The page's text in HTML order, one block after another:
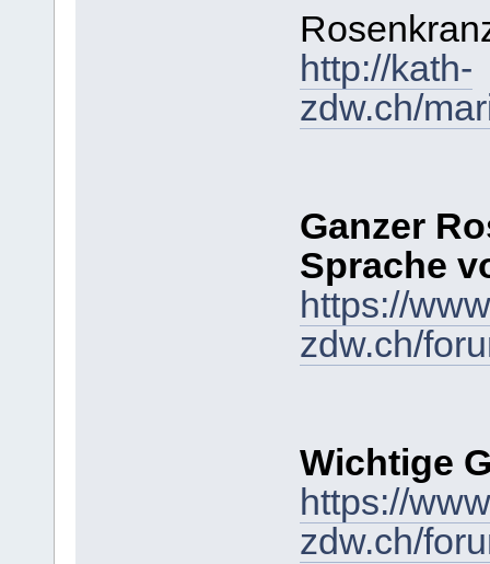
http://kath-
zdw.ch/
Ganzer
Sprache
https://
zdw.ch/
Wichtige
https://
zdw.ch/